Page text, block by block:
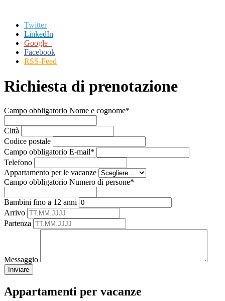
Twitter
LinkedIn
Google+
Facebook
RSS-Feed
Richiesta di prenotazione
Campo obbligatorio Nome e cognome*
Città
Codice postale
Campo obbligatorio E-mail*
Telefono
Appartamento per le vacanze
Campo obbligatorio Numero di persone*
Bambini fino a 12 anni
Arrivo
Partenza
Messaggio
Iniviare
Appartamenti per vacanze